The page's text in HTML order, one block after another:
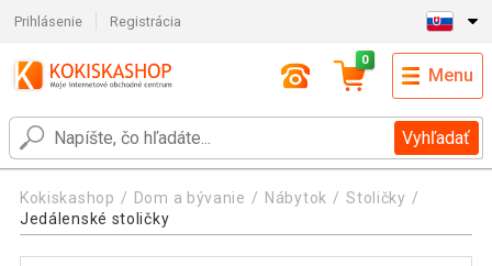
Prihlásenie Registrácia
Vyhľadať
0
Menu
Kokiskashop Dom a bývanie Nábytok
Stoličky
Jedálenské stoličky